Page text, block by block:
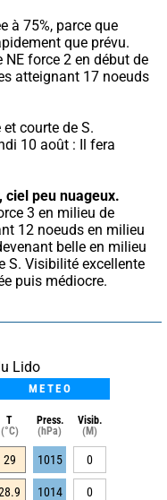
à 75%, parce que
que prévu.
force 2 en début de
atteignant 17 noeuds
courte de S.
10 août : Il fera
ciel peu nuageux.
12 noeuds en milieu
belle en milieu
S. Visibilité excellente
puis médiocre.
Lido
METEO
T
(°C)
Press.
(hPa)
Visib.
(M)
29 1015 0
1014 0